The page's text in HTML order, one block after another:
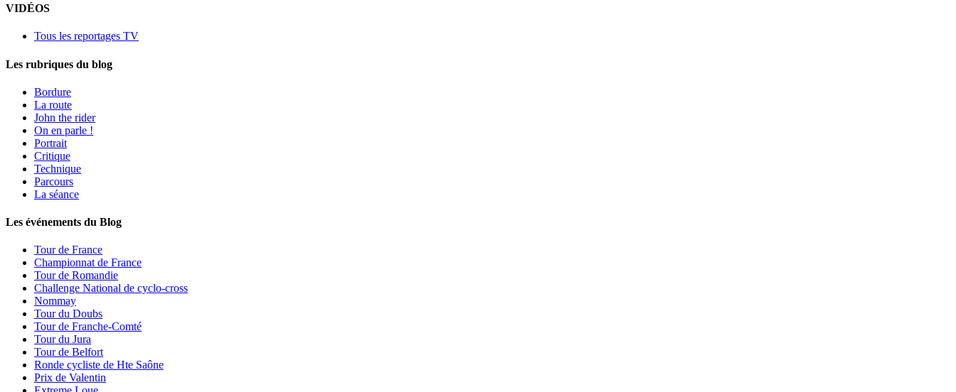
VIDÉOS
Tous les reportages TV
Les rubriques du blog
Bordure
La route
John the rider
On en parle !
Portrait
Critique
Technique
Parcours
La séance
Les événements du Blog
Tour de France
Championnat de France
Tour de Romandie
Challenge National de cyclo-cross
Nommay
Tour du Doubs
Tour de Franche-Comté
Tour du Jura
Tour de Belfort
Ronde cycliste de Hte Saône
Prix de Valentin